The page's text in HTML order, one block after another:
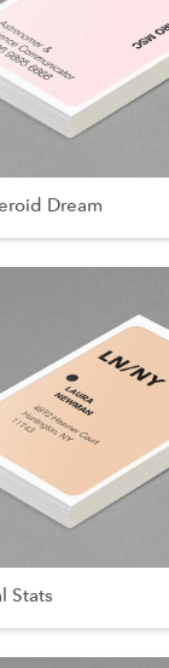
Dream
Stats